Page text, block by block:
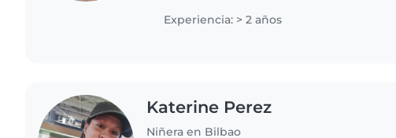
tranquila, que disfruta..
Experiencia: > 2 años
Katerine Perez
Niñera en Bilbao